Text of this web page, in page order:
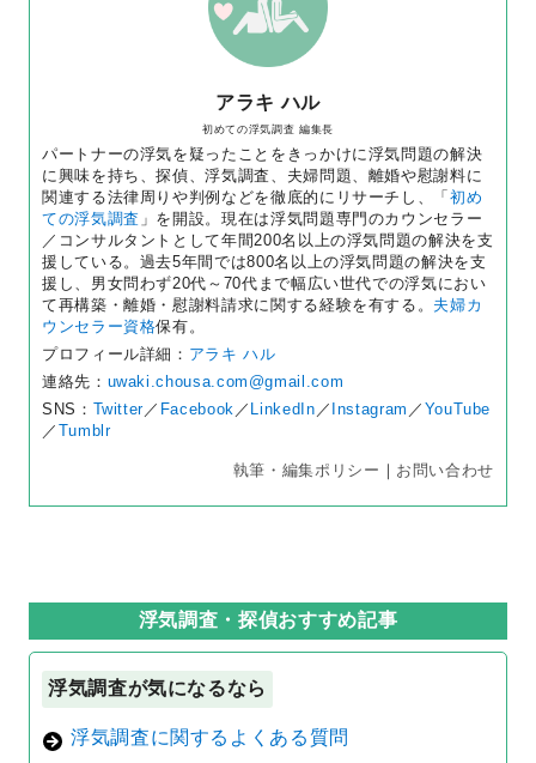
アラキ ハル
初めての浮気調査 編集長
パートナーの浮気を疑ったことをきっかけに浮気問題の解決
に興味を持ち、探偵、浮気調査、夫婦問題、離婚や慰謝料に
関連する法律周りや判例などを徹底的にリサーチし、「 初め
ての浮気調査 」を開設。現在は浮気問題専門のカウンセラー
／コンサルタントとして年間200名以上の浮気問題の解決を支
援している。過去5年間では800名以上の浮気問題の解決を支
援し、男女問わず20代～70代まで幅広い世代での浮気におい
て再構築・離婚・慰謝料請求に関する経験を有する。 夫婦カ
ウンセラー資格保有。
プロフィール詳細： アラキ ハル
連絡先： uwaki.chousa.com@gmail.com
SNS： Twitter／ Facebook ／ LinkedIn ／ Instagram ／ YouTube
／ Tumblr
執筆・編集ポリシー ｜ お問い合わせ
浮気調査・探偵おすすめ記事
浮気調査が気になるなら
浮気調査に関するよくある質問